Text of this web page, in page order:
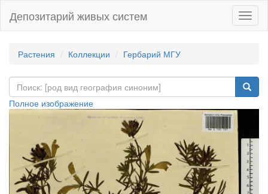
Депозитарий живых систем
Растения Коллекции Гербарий МГУ
Полное изображение